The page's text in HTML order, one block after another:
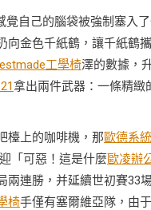
覺自己的腦袋被強制塞入
向金色千紙鶴，讓千紙鶴
工學椅澤的數據，
拿出兩件武器：一條精緻
檯上的咖啡機，那歐德系
「可惡！這是什麼歐凌辦
連勝，并延續世初賽33
椅手僅有塞爾維亞隊，由